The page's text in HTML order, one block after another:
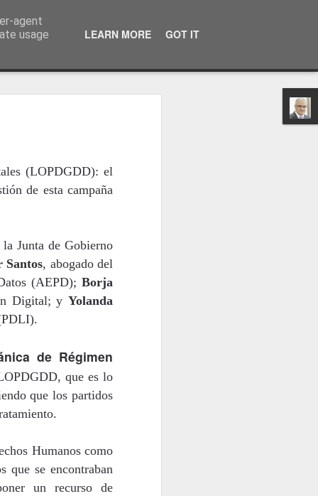
(LOPDGDD): el
de esta campaña
Junta de Gobierno
Santos, abogado del
(AEPD); Borja
Digital; y Yolanda
de Régimen
que es lo
que los partidos
Humanos como
que se encontraban
un recurso de
agent
usage
LEARN MORE GOT IT